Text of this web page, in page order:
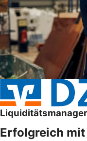
Erfolgreich